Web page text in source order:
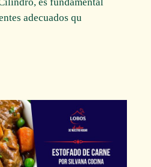
es fundamental
adecuados qu